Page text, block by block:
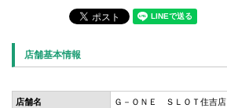
店舗基本情報
店舗名 Ｇ－ＯＮＥ ＳＬＯＴ住吉店